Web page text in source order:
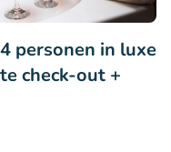
personen in luxe
check-out +